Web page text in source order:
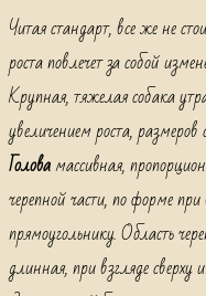
Читая стандарт, все же не
роста повлечет за собой
Крупная, тяжелая собака
увеличением роста, размеров
Головамассивная,
черепной части, по форме
прямоугольнику. Область
длинная, при взгляде